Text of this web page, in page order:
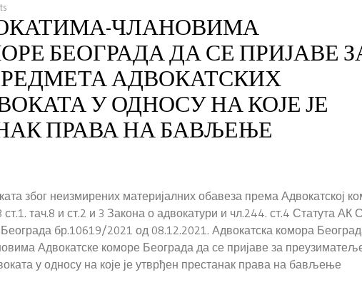
ЧЛАНОВИМА
БЕОГРАДА ДА СЕ ПРИЈАВЕ
АДВОКАТСКИХ
У ОДНОСУ НА КОЈЕ ЈЕ
ПРАВА НА БАВЉЕЊЕ
због неизмирених материјалних обавеза према Адвокатској
тач.8 и ст.2 и 3 Закона о адвокатури и чл.244. ст.4 Статута АК
бр.10619/2021 од 08.12.2021. Адвокатска комора
Адвокатске коморе Београда да се пријаве за
у односу на које је утврђен престанак права на бављење